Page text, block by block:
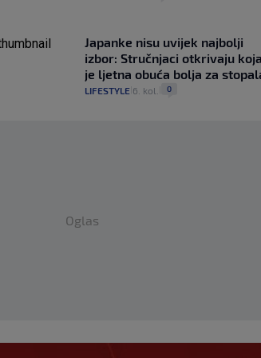
Japanke nisu uvijek najbolji
izbor: Stručnjaci otkrivaju
je ljetna obuća bolja za
LIFESTYLE| 6. kol. 0
Oglas